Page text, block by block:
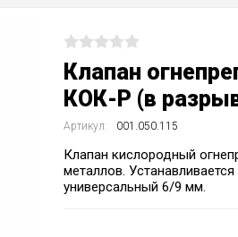
Клапан
КОК-Р (в
Артикул: 001.050.115
Клапан кислородный
металлов.
универсальный 6/9 мм.